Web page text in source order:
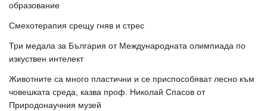
образование
Смехотерапия срещу гняв и стрес
Три медала за България от Международната олимпиада по
изкуствен интелект
Животните са много пластични и се приспособяват лесно към
човешката среда, казва проф. Николай Спасов от
Природонаучния музей